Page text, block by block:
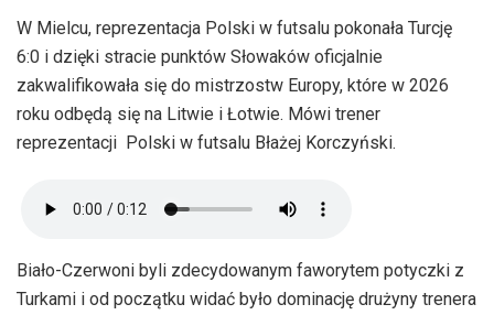
W Mielcu, reprezentacja Polski w futsalu pokonała Turcję
6:0 i dzięki stracie punktów Słowaków oficjalnie
zakwalifikowała się do mistrzostw Europy, które w 2026
roku odbędą się na Litwie i Łotwie. Mówi trener
reprezentacji Polski w futsalu Błażej Korczyński.
Biało-Czerwoni byli zdecydowanym faworytem potyczki z
Turkami i od początku widać było dominację drużyny trenera